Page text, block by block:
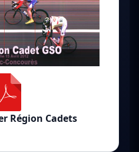
Région Cadets